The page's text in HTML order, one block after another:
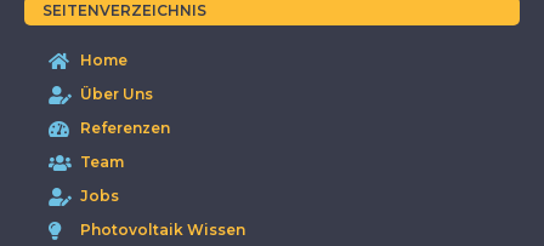
SEITENVERZEICHNIS
Home
Über Uns
Referenzen
Team
Jobs
Photovoltaik Wissen